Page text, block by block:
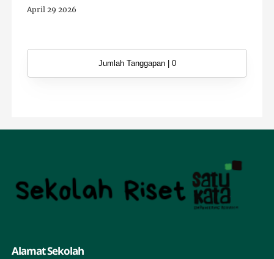
Konstruksi Kewarganegaraan Indonesia
April 29 2026
Jumlah Tanggapan | 0
Alamat Sekolah